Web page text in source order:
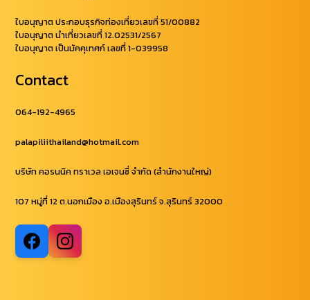
ใบอนุญาต ประกอบธุรกิจท่องเที่ยวเลขที่ 51/00882
ใบอนุญาต นำเที่ยวเลขที่ 12.02531/2567
ใบอนุญาต เป็นมัคคุเทศก์ เลขที่ 1-039958
Contact
064-192-4965
palapiliithailand@hotmail.com
บริษัท คอรนนิค ทราเวล เอเจนซี่ จำกัด (สำนักงานใหญ่)
107 หมู่ที่ 12 ต.นอกเมือง อ.เมืองสุรินทร์ จ.สุรินทร์ 32000